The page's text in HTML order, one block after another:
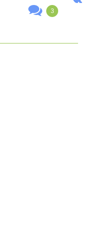
3